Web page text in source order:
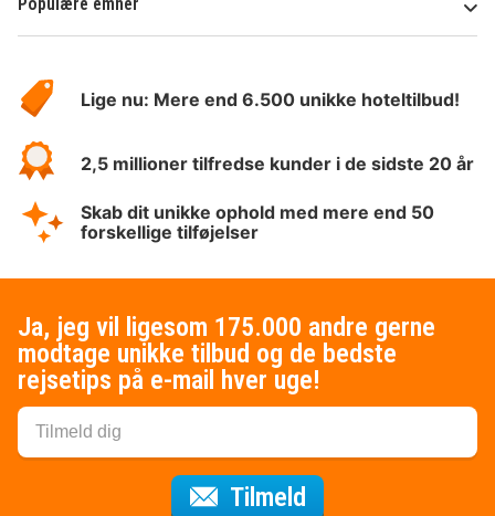
HotelSpecials
Lige nu: Mere end 6.500 unikke hoteltilbud!
2,5 millioner tilfredse kunder i de sidste 20 år
Skab dit unikke ophold med mere end 50
forskellige tilføjelser
Ja, jeg vil ligesom 175.000 andre gerne
modtage unikke tilbud og de bedste
rejsetips på e-mail hver uge!
Tilmeld